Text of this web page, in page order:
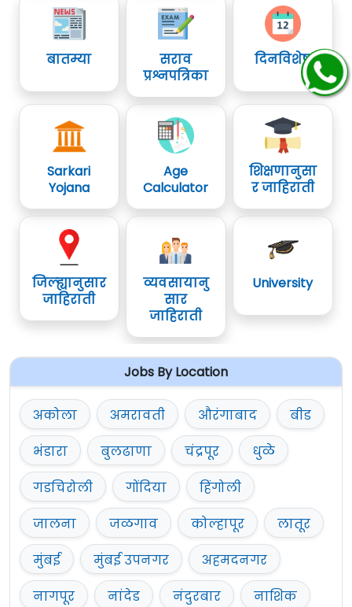
बातम्या
सराव
प्रश्नपत्रिका
दिनविशेष
Sarkari
Yojana
Age
Calculator
शिक्षणानुसा
र जाहिराती
जिल्ह्यानुसार
जाहिराती
व्यवसायानु
सार
जाहिराती
University
Jobs By Location
अकोला अमरावती औरंगाबाद
बीड
भंडारा
बुलढाणा चंद्रपूर
धुळे
गडचिरोली
गोंदिया
हिंगोली
जालना
जळगाव कोल्हापूर
लातूर
मुंबई
मुंबई उपनगर
अहमदनगर
नागपूर
नांदेड नंदुरबार
नाशिक